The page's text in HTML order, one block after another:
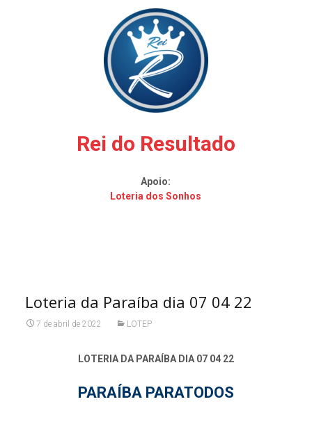
Rei do Resultado
Apoio:
Loteria dos Sonhos
Loteria da Paraíba dia 07 04 22
7 de abril de 2022 LOTEP
LOTERIA DA PARAÍBA DIA 07 04 22
PARAÍBA PARATODOS